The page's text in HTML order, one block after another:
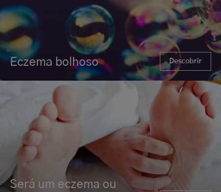
Eczema bolhoso Descobrir
Será um eczema ou